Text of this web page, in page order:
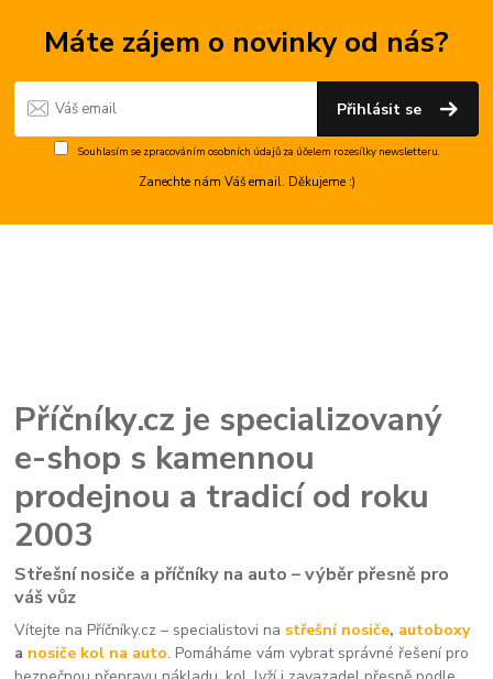
Máte zájem o novinky od nás?
Přihlásit se
Souhlasím se zpracováním osobních údajůza účelem rozesílky newsletteru.
Zanechte nám Váš email. Děkujeme :)
Příčníky.cz je specializovaný
e-shop s kamennou
prodejnou a tradicí od roku
2003
Střešní nosiče a příčníky na auto – výběr přesně pro
váš vůz
Vítejte na Příčníky.cz – specialistovi na střešní nosiče, autoboxy
a nosiče kol na auto. Pomáháme vám vybrat správné řešení pro